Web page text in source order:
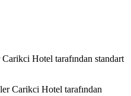
Hotel tarafından standart
Carikci Hotel tarafından